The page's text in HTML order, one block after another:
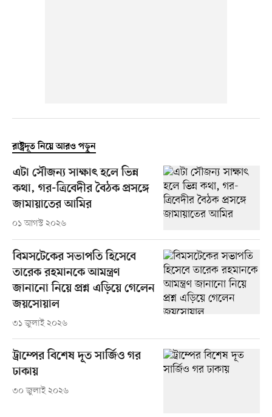
রাষ্ট্রদূত নিয়ে আরও পড়ুন
এটা সৌজন্য সাক্ষাৎ হলে ভিন্ন
কথা, গর-ত্রিবেদীর বৈঠক প্রসঙ্গে
জামায়াতের আমির
০১ আগস্ট ২০২৬
বিমসটেকের সভাপতি হিসেবে
তারেক রহমানকে আমন্ত্রণ
জানানো নিয়ে প্রশ্ন এড়িয়ে গেলেন
জয়সোয়াল
৩১ জুলাই ২০২৬
ট্রাম্পের বিশেষ দূত সার্জিও গর
ঢাকায়
৩০ জুলাই ২০২৬